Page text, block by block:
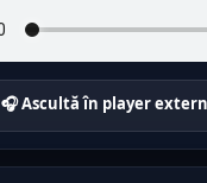
🎧 Ascultă în player extern